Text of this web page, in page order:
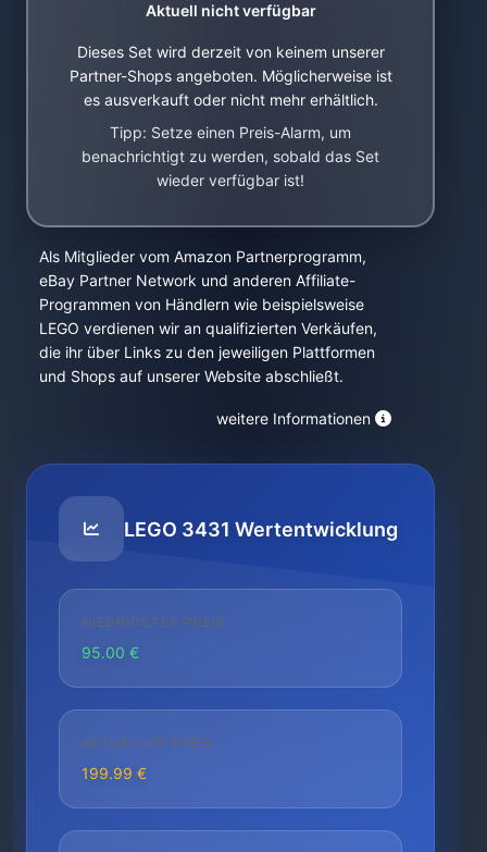
Aktuell nicht verfügbar
Dieses Set wird derzeit von keinem unserer
Partner-Shops angeboten. Möglicherweise ist
es ausverkauft oder nicht mehr erhältlich.
Tipp: Setze einen Preis-Alarm, um
benachrichtigt zu werden, sobald das Set
wieder verfügbar ist!
Als Mitglieder vom Amazon Partnerprogramm,
eBay Partner Network und anderen Affiliate-
Programmen von Händlern wie beispielsweise
LEGO verdienen wir an qualifizierten Verkäufen,
die ihr über Links zu den jeweiligen Plattformen
und Shops auf unserer Website abschließt.
weitere Informationen
LEGO 3431 Wertentwicklung
NIEDRIGSTER PREIS
95.00 €
AKTUELLER PREIS
199.99 €